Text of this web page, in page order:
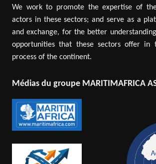
We work to promote the expertise of
actors in these sectors; and serve as a
and exchange, for the better
opportunities that these sectors offer in
process of the continent.
Médias du groupe MARITIMAFRICA